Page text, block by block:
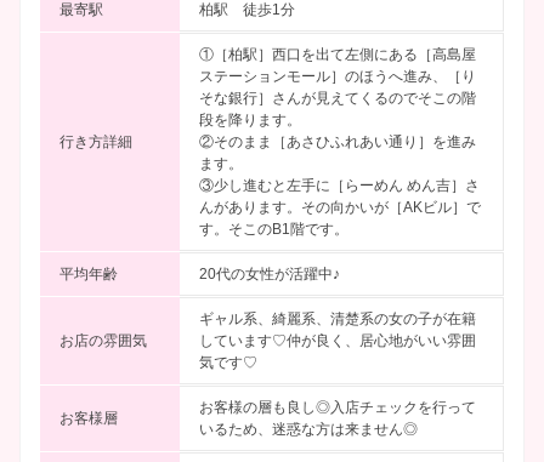
最寄駅 柏駅 徒歩1分
行き方詳細
①［柏駅］西口を出て左側にある［高島屋
ステーションモール］のほうへ進み、［り
そな銀行］さんが見えてくるのでそこの階
段を降ります。
②そのまま［あさひふれあい通り］を進み
ます。
③少し進むと左手に［らーめん めん吉］さ
んがあります。その向かいが［AKビル］で
す。そこのB1階です。
平均年齢 20代の女性が活躍中♪
お店の雰囲気
ギャル系、綺麗系、清楚系の女の子が在籍
しています♡仲が良く、居心地がいい雰囲
気です♡
お客様層
お客様の層も良し◎入店チェックを行って
いるため、迷惑な方は来ません◎